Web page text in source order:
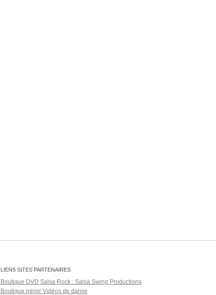
LIENS SITES PARTENAIRES
Boutique DVD Salsa Rock : Salsa Swing Productions
Boutique miroir Vidéos de danse